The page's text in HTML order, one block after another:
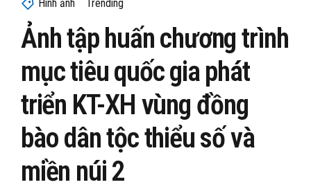
Hình ảnh Trending
Ảnh tập huấn chương trình
mục tiêu quốc gia phát
triển KT-XH vùng đồng
bào dân tộc thiểu số và
miền núi 2